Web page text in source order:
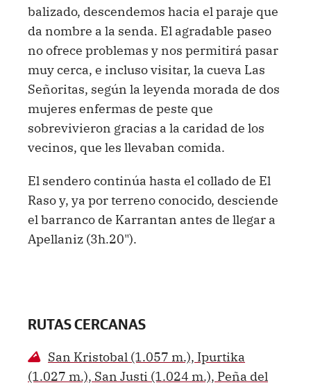
balizado, descendemos hacia el paraje que
da nombre a la senda. El agradable paseo
no ofrece problemas y nos permitirá pasar
muy cerca, e incluso visitar, la cueva Las
Señoritas, según la leyenda morada de dos
mujeres enfermas de peste que
sobrevivieron gracias a la caridad de los
vecinos, que les llevaban comida.
El sendero continúa hasta el collado de El
Raso y, ya por terreno conocido, desciende
el barranco de Karrantan antes de llegar a
Apellaniz (3h.20").
RUTAS CERCANAS
San Kristobal (1.057 m.), Ipurtika
(1.027 m.), San Justi (1.024 m.), Peña del